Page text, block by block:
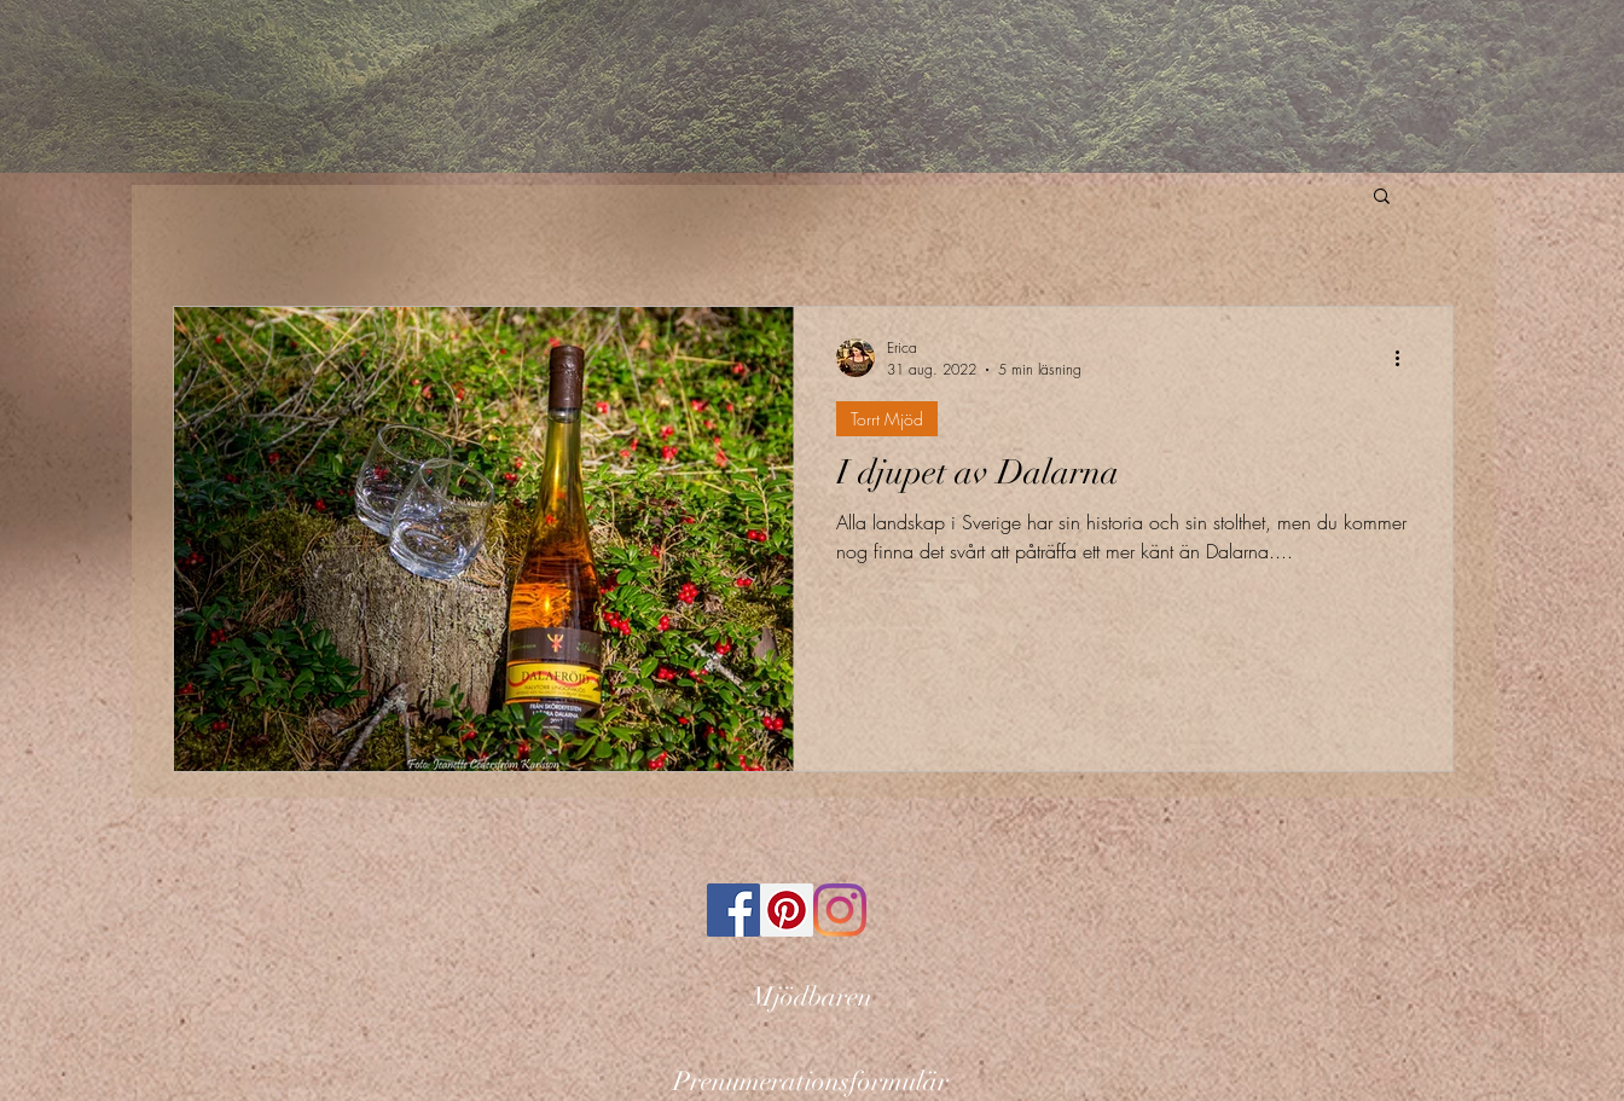
I djupet av Dalarna
Alla landskap i Sverige har sin historia och sin stolthet, men du kommer
nog finna det svårt att påträffa ett mer känt än Dalarna....
Torrt Mjöd
Erica
31 aug. 2022
5 min läsning
Mjödbaren
Prenumerationsformulär